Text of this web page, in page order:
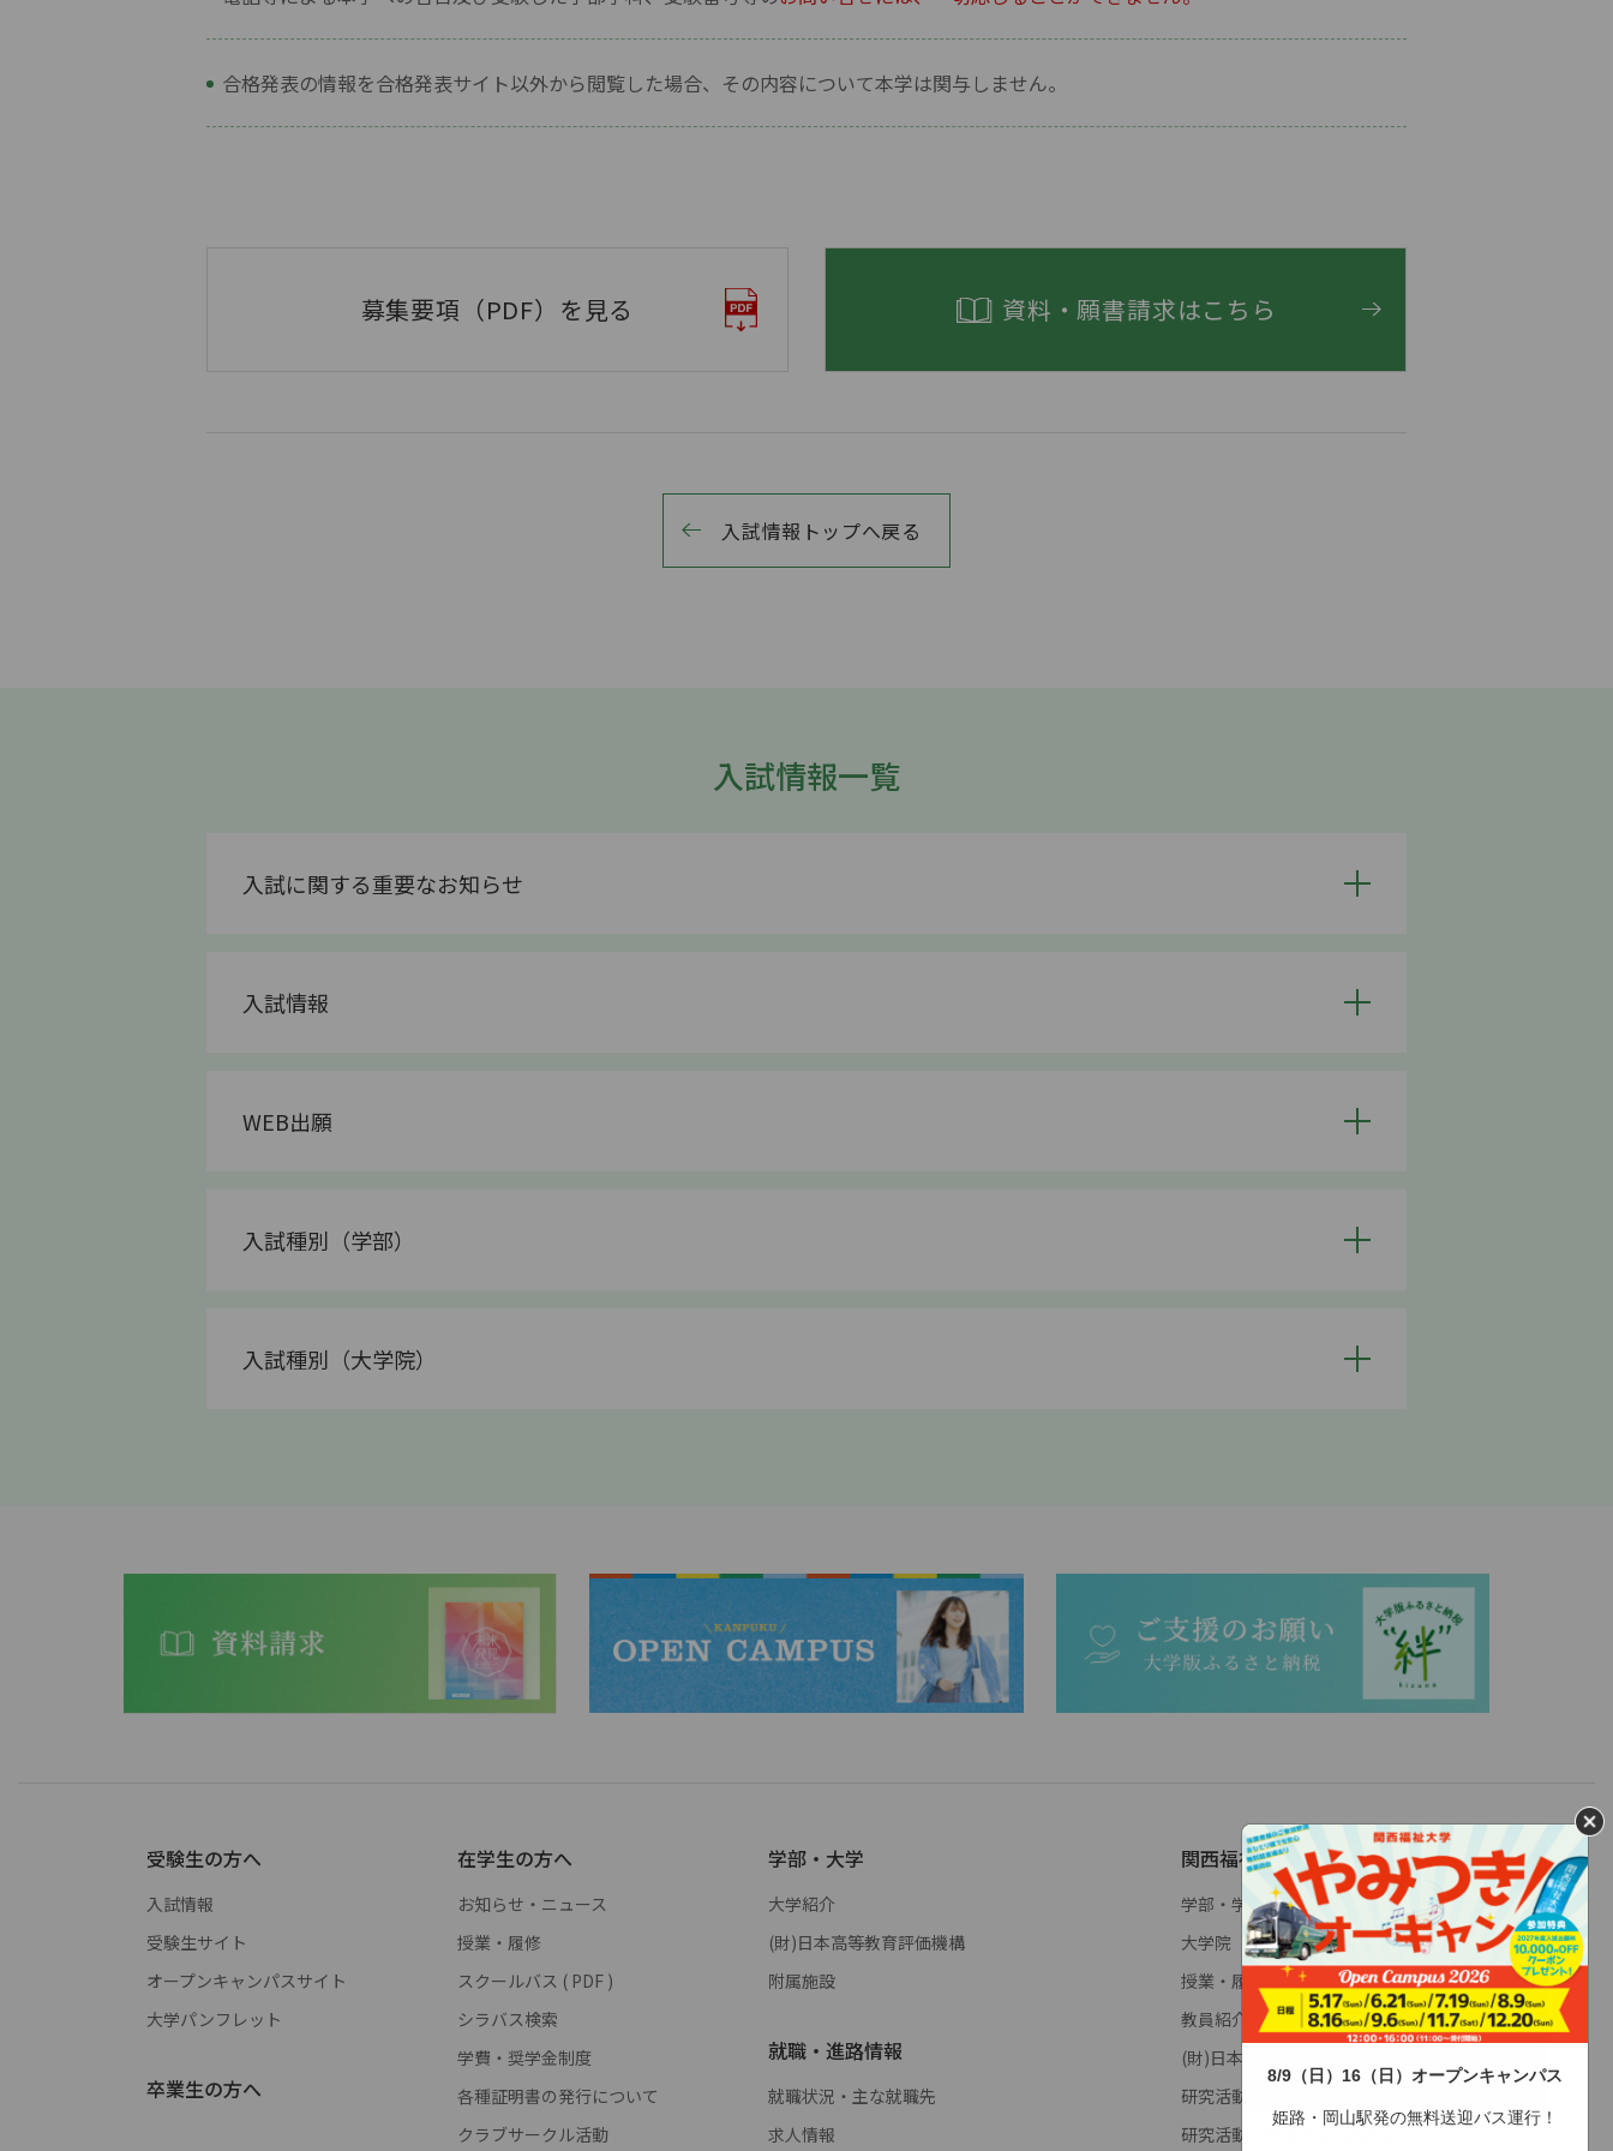
8/9（日）16（日）オープンキャンパス
姫路・岡山駅発の無料送迎バス運行！
合格発表の情報を合格発表サイト以外から閲覧した場合、その内容について本学は関与しません。
募集要項（PDF）を見る 資料・願書請求はこちら
入試情報トップへ戻る
入試情報一覧
入試に関する重要なお知らせ
入試情報
WEB出願
入試種別（学部）
入試種別（大学院）
受験生の方へ
入試情報
受験生サイト
オープンキャンパスサイト
大学パンフレット
卒業生の方へ
在学生の方へ
お知らせ・ニュース
授業・履修
スクールバス ( PDF )
シラバス検索
学費・奨学金制度
各種証明書の発行について
クラブサークル活動
学部・大学
大学紹介
(財)日本高等教育評価機構
附属施設
就職・進路情報
就職状況・主な就職先
求人情報
関西福祉大学について
学部・学科概要
大学院
授業・履修(学年暦)
教員紹介
(財)日本高等教育評価機構
研究活動に係る不正行為調査申立窓口
研究活動に係る不正行為防止